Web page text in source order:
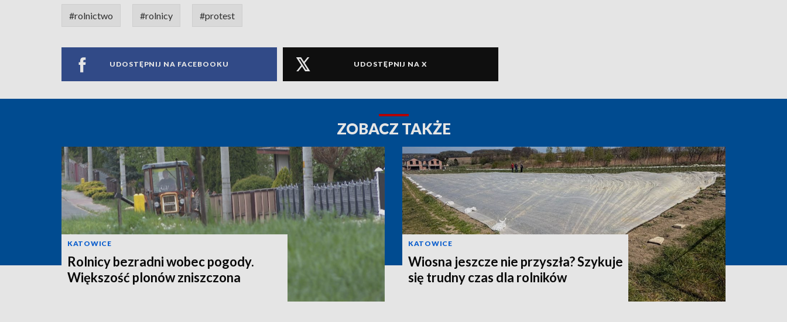
#rolnictwo #rolnicy #protest
UDOSTĘPNIJ NA FACEBOOKU UDOSTĘPNIJ NA X
ZOBACZ TAKŻE
KATOWICE
Rolnicy bezradni wobec pogody.
Większość plonów zniszczona
KATOWICE
Wiosna jeszcze nie przyszła? Szykuje
się trudny czas dla rolników